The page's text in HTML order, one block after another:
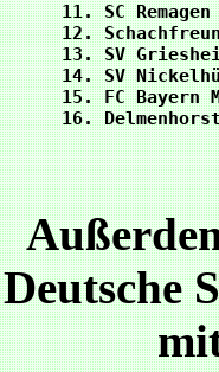
11. SC
12.
13. SV
14. SV
15. FC
Deutsche